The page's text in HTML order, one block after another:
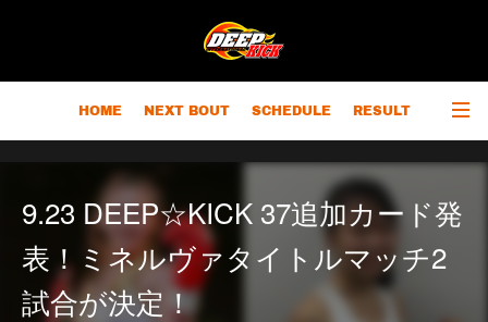
HOME NEXT BOUT SCHEDULE RESULT
CHAMPIONS OUTLINE
9.23 DEEP☆KICK 37追加カード発
表！ミネルヴァタイトルマッチ2
試合が決定！